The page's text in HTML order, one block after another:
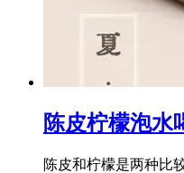
陈皮柠檬泡水
陈皮和柠檬是两种比